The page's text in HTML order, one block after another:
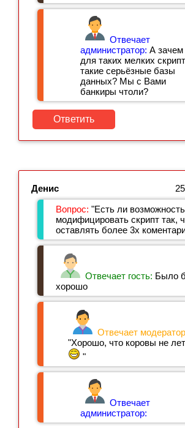
Отвечает
администратор: А зачем
для таких мелких
такие серьёзные базы
данных? Мы с Вами
банкиры чтоли?
Ответить
Денис
Вопрос: "Есть ли возможность
модифицировать скрипт так,
оставлять более 3х
Отвечает гость: Было
хорошо
Отвечает
"Хорошо, что коровы не
"
Отвечает
администратор: